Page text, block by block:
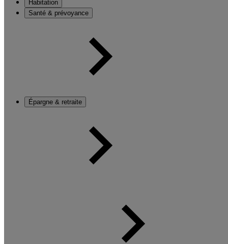
Habitation
Santé & prévoyance
Épargne & retraite